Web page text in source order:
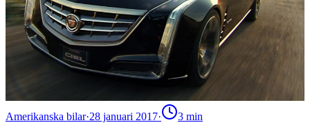
Amerikanska bilar·28 januari 2017· 3 min